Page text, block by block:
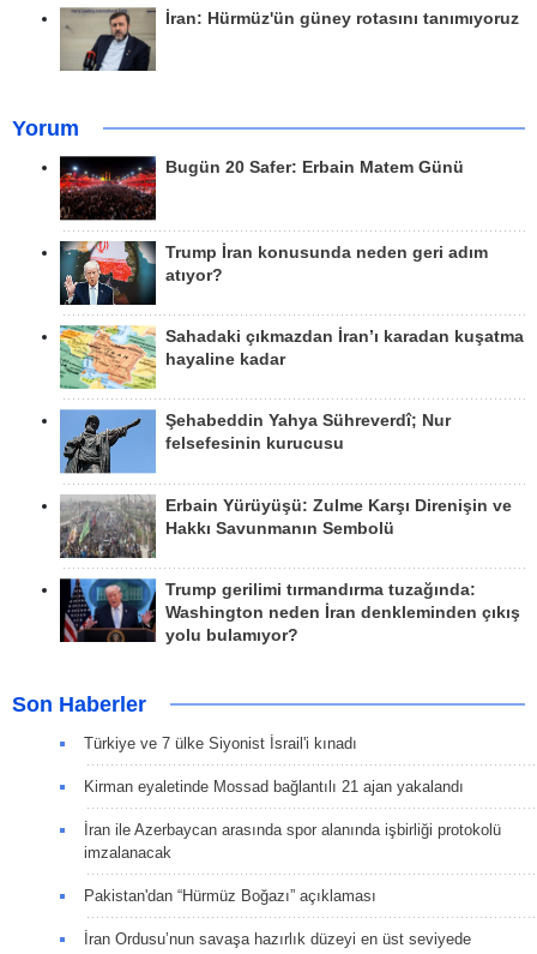
İran: Hürmüz'ün güney rotasını tanımıyoruz
Yorum
Bugün 20 Safer: Erbain Matem Günü
Trump İran konusunda neden geri adım
atıyor?
Sahadaki çıkmazdan İran’ı karadan kuşatma
hayaline kadar
Şehabeddin Yahya Sühreverdî; Nur
felsefesinin kurucusu
Erbain Yürüyüşü: Zulme Karşı Direnişin ve
Hakkı Savunmanın Sembolü
Trump gerilimi tırmandırma tuzağında:
Washington neden İran denkleminden çıkış
yolu bulamıyor?
Son Haberler
Türkiye ve 7 ülke Siyonist İsrail'i kınadı
Kirman eyaletinde Mossad bağlantılı 21 ajan yakalandı
İran ile Azerbaycan arasında spor alanında işbirliği protokolü
imzalanacak
Pakistan'dan “Hürmüz Boğazı” açıklaması
İran Ordusu’nun savaşa hazırlık düzeyi en üst seviyede